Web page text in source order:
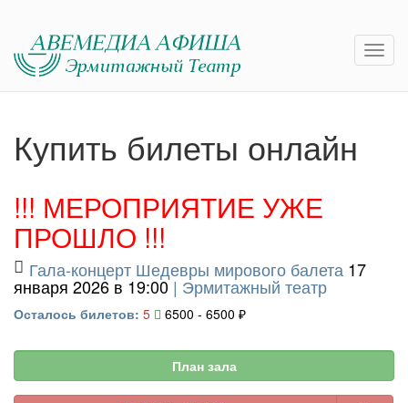
Купить билеты онлайн
!!! МЕРОПРИЯТИЕ УЖЕ
ПРОШЛО !!!
Гала-концерт Шедевры мирового балета 17
января 2026 в 19:00 | Эрмитажный театр
Осталось билетов: 5 6500 - 6500 ₽
План зала